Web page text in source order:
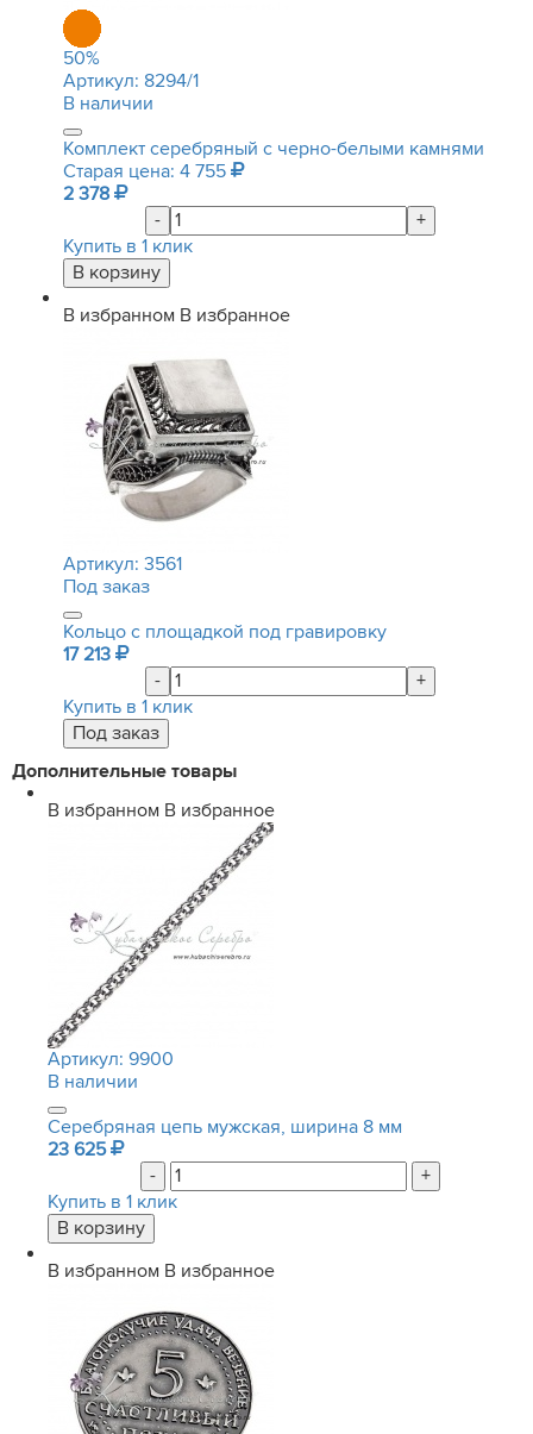
50%
Артикул: 8294/1
В наличии
Комплект серебряный с черно-белыми камнями
Старая цена: 4 755
2 378
-
+
Купить в 1 клик
В избранном В избранное
Артикул: 3561
Под заказ
Кольцо с площадкой под гравировку
17 213
-
+
Купить в 1 клик
Дополнительные товары
В избранном В избранное
Артикул: 9900
В наличии
Серебряная цепь мужская, ширина 8 мм
23 625
-
+
Купить в 1 клик
В избранном В избранное